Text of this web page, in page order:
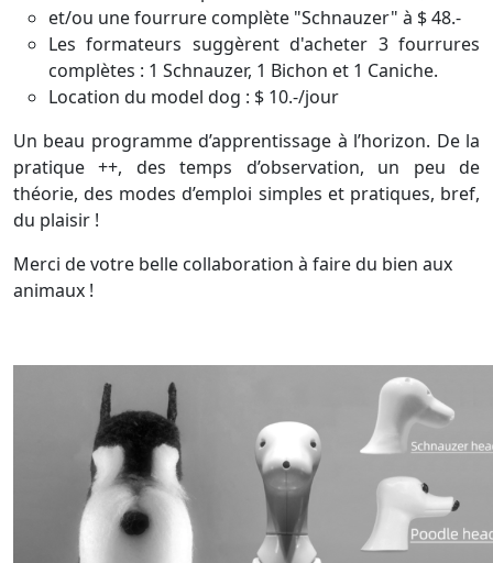
et/ou une fourrure complète "Schnauzer" à $ 48.-
Les formateurs suggèrent d'acheter 3 fourrures
complètes : 1 Schnauzer, 1 Bichon et 1 Caniche.
Location du model dog : $ 10.-/jour
Un beau programme d’apprentissage à l’horizon. De la
pratique ++, des temps d’observation, un peu de
théorie, des modes d’emploi simples et pratiques, bref,
du plaisir !
Merci de votre belle collaboration à faire du bien aux
animaux !